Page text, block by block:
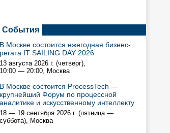
События
В Москве состоится ежегодная бизнес-
регата IT SAILING DAY 2026
13 августа 2026 г. (четверг),
10:00 — 20:00, Москва
В Москве состоится ProcessTech —
крупнейший Форум по процессной
аналитике и искусственному интеллекту
18 — 19 сентября 2026 г. (пятница —
суббота), Москва